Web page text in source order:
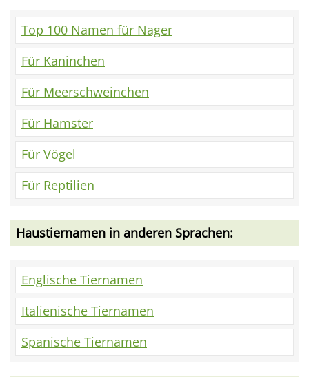
Top 100 Namen für Nager
Für Kaninchen
Für Meerschweinchen
Für Hamster
Für Vögel
Für Reptilien
Haustiernamen in anderen Sprachen:
Englische Tiernamen
Italienische Tiernamen
Spanische Tiernamen